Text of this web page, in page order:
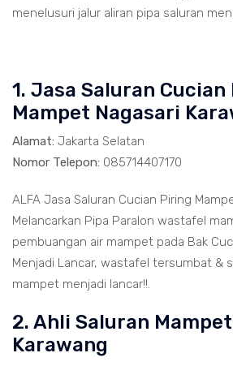
menelusuri jalur aliran pipa saluran
1. Jasa Saluran Cucian
Mampet Nagasari
Alamat: Jakarta Selatan
Nomor Telepon: 085714407170
ALFA Jasa Saluran Cucian Piring
Melancarkan Pipa Paralon wastafel
pembuangan air mampet pada Bak
Menjadi Lancar, wastafel tersumbat &
mampet menjadi lancar!!.
2. Ahli Saluran
Karawang